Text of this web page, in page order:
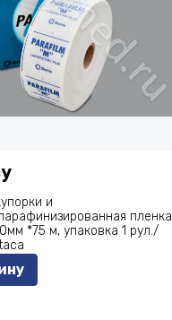
и
пленка
*75 м, упаковка 1 рул./